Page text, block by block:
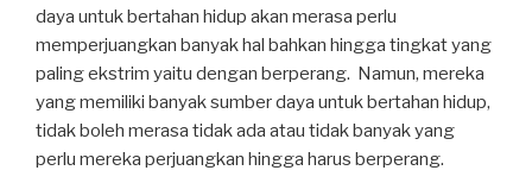
daya untuk bertahan hidup akan merasa perlu
memperjuangkan banyak hal bahkan hingga tingkat yang
paling ekstrim yaitu dengan berperang. Namun, mereka
yang memiliki banyak sumber daya untuk bertahan hidup,
tidak boleh merasa tidak ada atau tidak banyak yang
perlu mereka perjuangkan hingga harus berperang.